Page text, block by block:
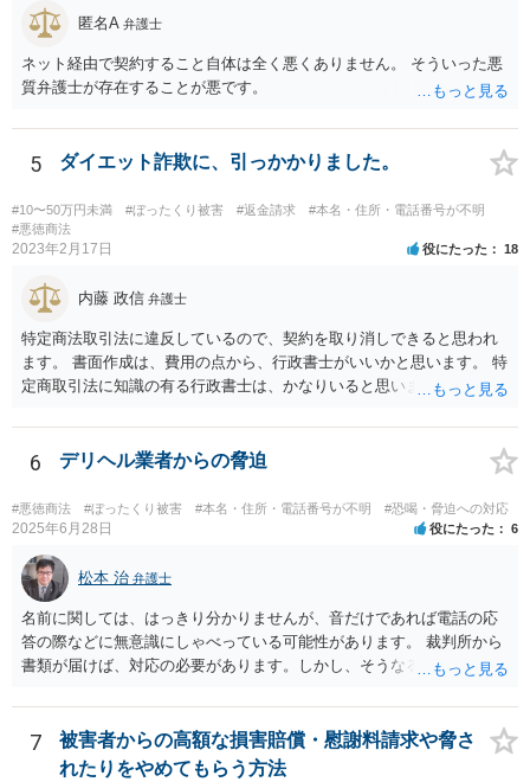
匿名A 弁護士
ネット経由で契約すること自体は全く悪くありません。 そういった悪
質弁護士が存在することが悪です。
5 ダイエット詐欺に、引っかかりました。
#10〜50万円未満 #ぼったくり被害 #返金請求
#本名・住所・電話番号が不明
#悪徳商法
2023年2月17日 役にたった 18
内藤 政信 弁護士
特定商法取引法に違反しているので、契約を取り消しできると思われ
ます。 書面作成は、費用の点から、行政書士がいいかと思います。 特
定商取引法に知識の有る行政書士は、かなりいると思います。 問い合
6 デリヘル業者からの脅迫
#悪徳商法 #ぼったくり被害 #本名・住所・電話番号が不明 #恐喝・脅迫への対応
2025年6月28日 役にたった 6
松本 治 弁護士
名前に関しては、はっきり分かりませんが、音だけであれば電話の応
答の際などに無意識にしゃべっている可能性があります。 裁判所から
書類が届けば、対応の必要があります。しかし、そうなる前は、匿名A
の犯罪集団に情報が回る危険もありますので、払わない方がいいでし
ょう。
7
被害者からの高額な損害賠償・慰謝料請求や脅さ
れたりをやめてもらう方法